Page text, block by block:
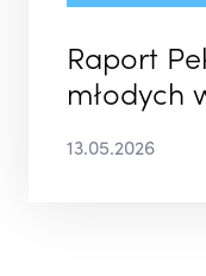
Raport
młodych
13.05.2026